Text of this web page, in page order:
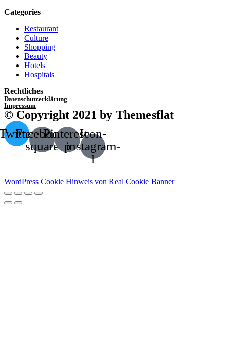
Categories
Restaurant
Culture
Shopping
Beauty
Hotels
Hospitals
Rechtliches
Datenschutzerklärung
Impressum
© Copyright 2021 by Themesflat
Facebook-
square
Pinterest-
p
Icon-
instagram-
1
WordPress Cookie Hinweis von Real Cookie Banner